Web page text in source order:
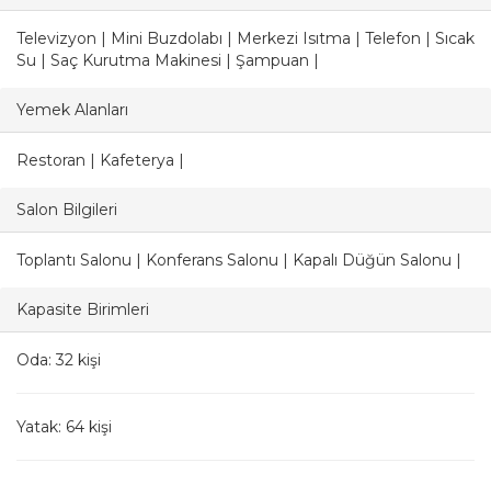
Televizyon | Mini Buzdolabı | Merkezi Isıtma | Telefon | Sıcak
Su | Saç Kurutma Makinesi | Şampuan |
Yemek Alanları
Restoran | Kafeterya |
Salon Bilgileri
Toplantı Salonu | Konferans Salonu | Kapalı Düğün Salonu |
Kapasite Birimleri
Oda: 32 kişi
Yatak: 64 kişi